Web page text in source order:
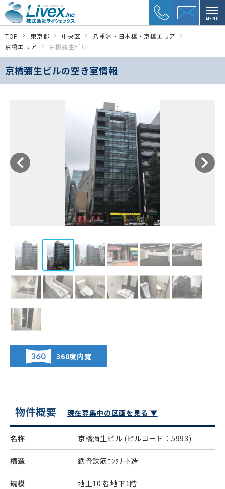
MENU
TOP 東京都 中央区
八重洲・日本橋・京橋エリア
京橋エリア
京橋彌生ビル
京橋彌生ビルの空き室情報
360度内覧
物件概要 現在募集中の区画を見る ▼
名称 京橋彌生ビル (ビルコード：5993)
構造 鉄骨鉄筋ｺﾝｸﾘｰﾄ造
規模 地上10階 地下1階